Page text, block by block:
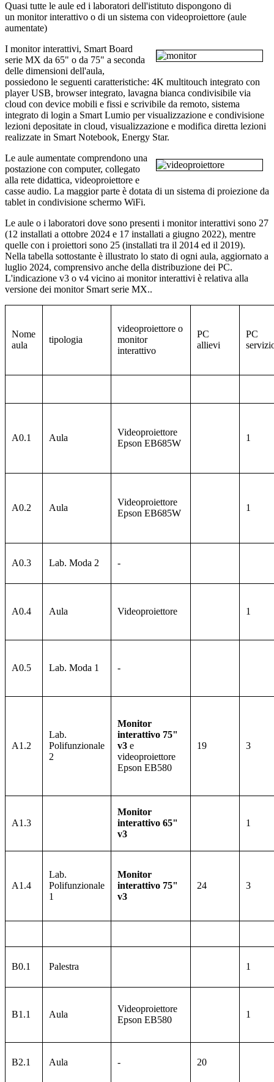
Quasi tutte le aule ed i laboratori dell'istituto dispongono di
un monitor interattivo o di un sistema con videoproiettore (aule
aumentate)
I monitor interattivi, Smart Board
serie MX da 65" o da 75" a seconda
delle dimensioni dell'aula,
possiedono le seguenti caratteristiche: 4K multitouch integrato con
player USB, browser integrato, lavagna bianca condivisibile via
cloud con device mobili e fissi e scrivibile da remoto, sistema
integrato di login a Smart Lumio per visualizzazione e condivisione
lezioni depositate in cloud, visualizzazione e modifica diretta lezioni
realizzate in Smart Notebook, Energy Star.
Le aule aumentate comprendono una
postazione con computer, collegato
alla rete didattica, videoproiettore e
casse audio. La maggior parte è dotata di un sistema di proiezione da
tablet in condivisione schermo WiFi.
Le aule o i laboratori dove sono presenti i monitor interattivi sono 27
(12 installati a ottobre 2024 e 17 installati a giugno 2022), mentre
quelle con i proiettori sono 25 (installati tra il 2014 ed il 2019).
Nella tabella sottostante è illustrato lo stato di ogni aula, aggiornato a
luglio 2024, comprensivo anche della distribuzione dei PC.
L'indicazione v3 o v4 vicino ai monitor interattivi è relativa alla
versione dei monitor Smart serie MX..
Nome
aula
tipologia
videoproiettore o
monitor
interattivo
PC
allievi
PC
A0.1 Aula
Videoproiettore
Epson EB685W
1
A0.2 Aula
Videoproiettore
Epson EB685W
1
A0.3 Lab. Moda 2 -
A0.4 Aula Videoproiettore 1
A0.5 Lab. Moda 1 -
A1.2
Lab.
Polifunzionale
2
Monitor
interattivo 75"
v3 e
videoproiettore
Epson EB580
19 3
A1.3
Monitor
interattivo 65"
v3
1
A1.4
Lab.
Polifunzionale
1
Monitor
interattivo 75"
v3
24 3
B0.1 Palestra 1
B1.1 Aula
Videoproiettore
Epson EB580
1
B2.1 Aula - 20